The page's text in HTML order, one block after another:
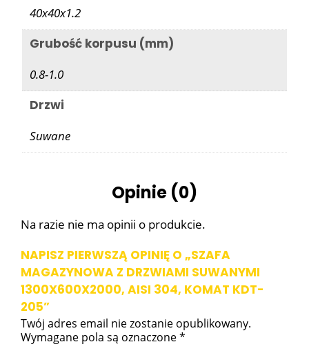
40x40x1.2
Grubość korpusu (mm)
0.8-1.0
Drzwi
Suwane
Opinie (0)
Na razie nie ma opinii o produkcie.
NAPISZ PIERWSZĄ OPINIĘ O „SZAFA
MAGAZYNOWA Z DRZWIAMI SUWANYMI
1300X600X2000, AISI 304, KOMAT KDT-
205”
Twój adres email nie zostanie opublikowany.
Wymagane pola są oznaczone*